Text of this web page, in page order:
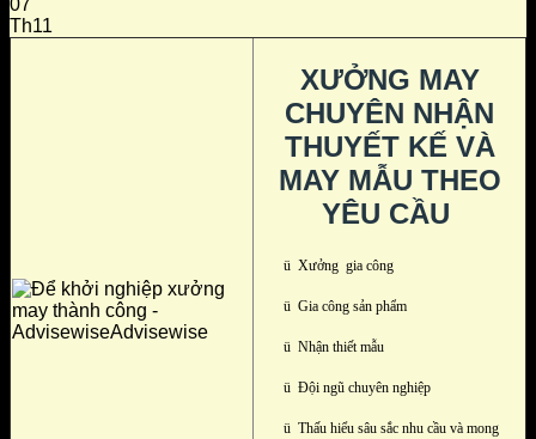
Th11
XƯỞNG MAY
CHUYÊN NHẬN
THUYẾT KẾ VÀ
MAY MẪU THEO
YÊU CẦU
ü Xưởng gia công
ü Gia công sản phẩm
ü Nhận thiết mẫu
ü Đội ngũ chuyên nghiệp
ü Thấu hiểu sâu sắc nhu cầu và mong